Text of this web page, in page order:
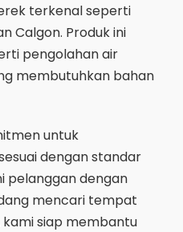
terkenal seperti
Calgon. Produk ini
pengolahan air
membutuhkan bahan
untuk
dengan standar
pelanggan dengan
mencari tempat
kami siap membantu